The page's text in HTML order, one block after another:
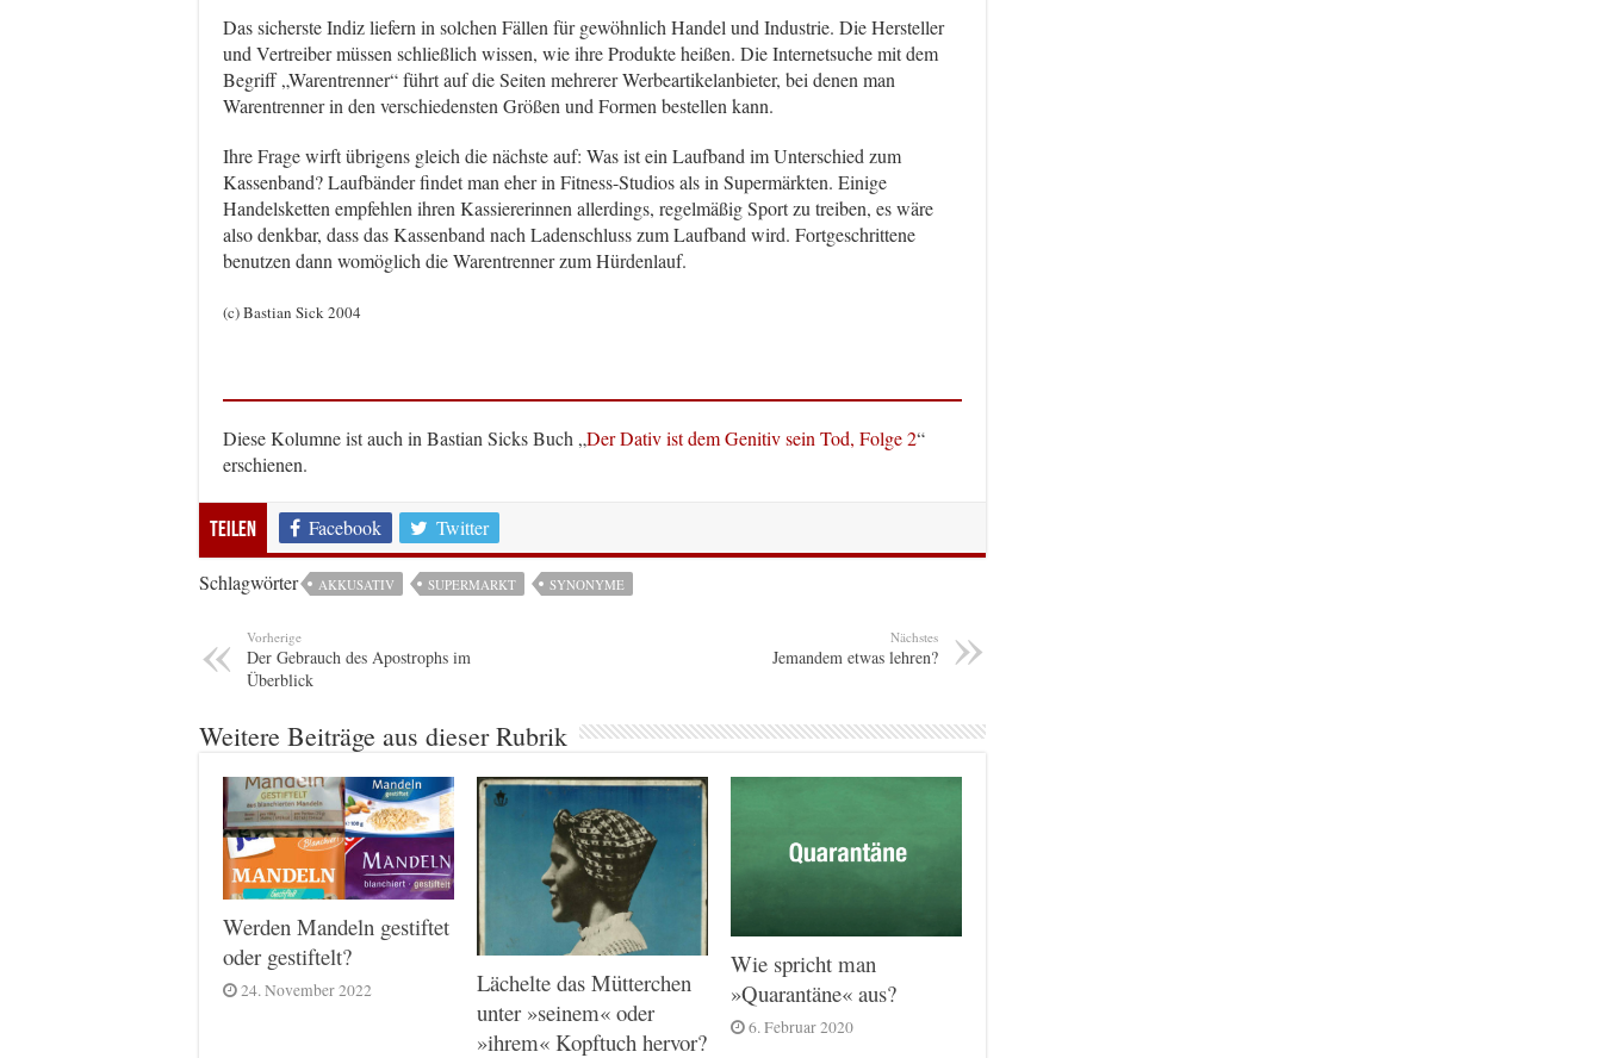
Das sicherste Indiz liefern in solchen Fällen für gewöhnlich Handel und Industrie. Die Hersteller
und Vertreiber müssen schließlich wissen, wie ihre Produkte heißen. Die Internetsuche mit dem
Begriff „Warentrenner“ führt auf die Seiten mehrerer Werbeartikelanbieter, bei denen man
Warentrenner in den verschiedensten Größen und Formen bestellen kann.
Ihre Frage wirft übrigens gleich die nächste auf: Was ist ein Laufband im Unterschied zum
Kassenband? Laufbänder findet man eher in Fitness-Studios als in Supermärkten. Einige
Handelsketten empfehlen ihren Kassiererinnen allerdings, regelmäßig Sport zu treiben, es wäre
also denkbar, dass das Kassenband nach Ladenschluss zum Laufband wird. Fortgeschrittene
benutzen dann womöglich die Warentrenner zum Hürdenlauf.
(c) Bastian Sick 2004
Diese Kolumne ist auch in Bastian Sicks Buch „Der Dativ ist dem Genitiv sein Tod, Folge 2“
erschienen.
Teilen Facebook Twitter
Schlagwörter AKKUSATIV SUPERMARKT SYNONYME
Vorherige
Der Gebrauch des Apostrophs im
Überblick
Nächstes
Jemandem etwas lehren?
Weitere Beiträge aus dieser Rubrik
Werden Mandeln gestiftet
oder gestiftelt?
24. November 2022
Lächelte das Mütterchen
unter »seinem« oder
»ihrem« Kopftuch hervor?
Wie spricht man
»Quarantäne« aus?
6. Februar 2020